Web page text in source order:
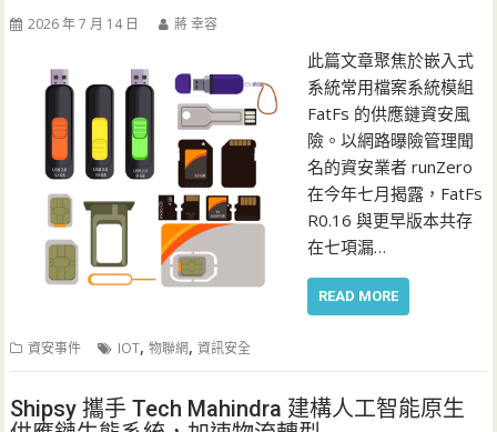
2026 年 7 月 14 日 蔣 幸容
此篇文章聚焦於嵌入式
系統常用檔案系統模組
FatFs 的供應鏈資安風
險。以網路曝險管理聞
名的資安業者 runZero
在今年七月揭露，FatFs
R0.16 與更早版本共存
在七項漏…
READ MORE
資安事件 IOT,物聯網,資訊安全
Shipsy 攜手 Tech Mahindra 建構人工智能原生